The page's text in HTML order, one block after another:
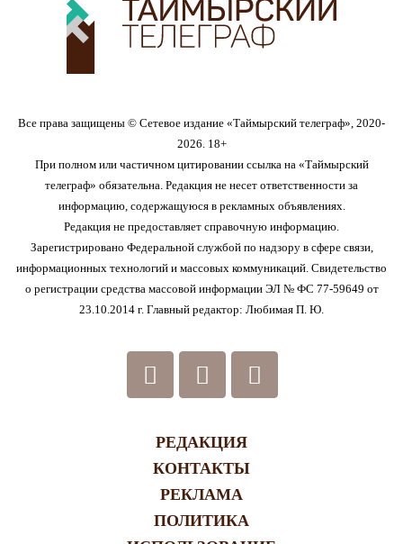
Все права защищены © Сетевое издание «Таймырский телеграф», 2020-
2026. 18+
При полном или частичном цитировании ссылка на «Таймырский
телеграф» обязательна. Редакция не несет ответственности за
информацию, содержащуюся в рекламных объявлениях.
Редакция не предоставляет справочную информацию.
Зарегистрировано Федеральной службой по надзору в сфере связи,
информационных технологий и массовых коммуникаций. Свидетельство
о регистрации средства массовой информации ЭЛ № ФС 77-59649 от
23.10.2014 г. Главный редактор: Любимая П. Ю.
РЕДАКЦИЯ
КОНТАКТЫ
РЕКЛАМА
ПОЛИТИКА